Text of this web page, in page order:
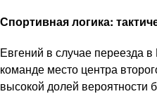
Спортивная логика:
Евгений в случае переезда
команде место центра
высокой долей вероятности